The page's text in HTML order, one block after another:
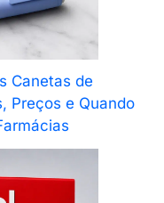
Canetas de
Preços e Quando